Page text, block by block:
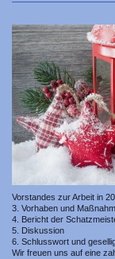
Vorstandes zur Arbeit in
3. Vorhaben und
4. Bericht der
5. Diskussion
6. Schlusswort und
Wir freuen uns auf eine